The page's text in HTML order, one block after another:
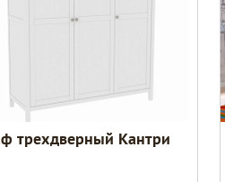
трехдверный Кантри